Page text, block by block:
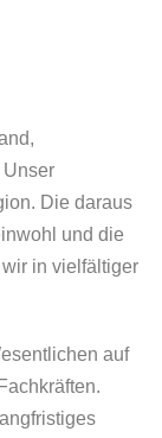
Die daraus
und die
in vielfältiger
auf